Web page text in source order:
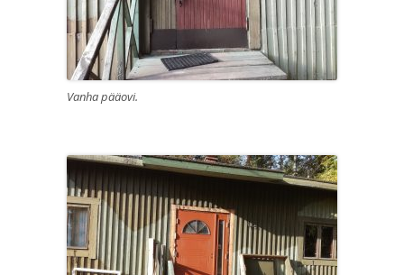
Vanha pääovi.